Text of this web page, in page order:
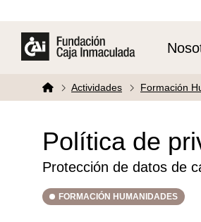
Actividades Formación
Política de
Protección de datos de
FORMACIÓN HUMANIDADES